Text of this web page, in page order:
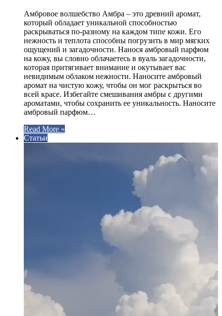
Амбровое волшебство Амбра – это древний аромат,
который обладает уникальной способностью
раскрываться по-разному на каждом типе кожи. Его
нежность и теплота способны погрузить в мир мягких
ощущений и загадочности. Нанося амбровый парфюм
на кожу, вы словно облачаетесь в вуаль загадочности,
которая притягивает внимание и окутывает вас
невидимым облаком нежности. Наносите амбровый
аромат на чистую кожу, чтобы он мог раскрыться во
всей красе. Избегайте смешивания амбры с другими
ароматами, чтобы сохранить ее уникальность. Наносите
амбровый парфюм…
Read More »
Статьи